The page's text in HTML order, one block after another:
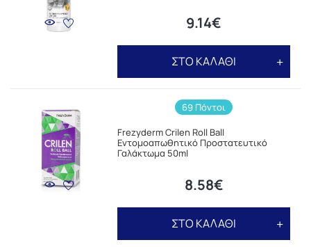
9.14€
ΣΤΟ ΚΑΛΑΘΙ
69 Πόντοι
Frezyderm Crilen Roll Ball
Εντομοαπωθητικό Προστατευτικό
Γαλάκτωμα 50ml
8.58€
ΣΤΟ ΚΑΛΑΘΙ